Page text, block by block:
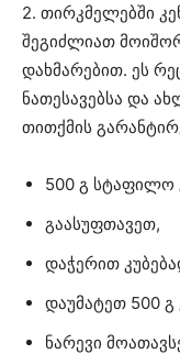
2. თირკმელებში
შეგიძლიათ
დახმარებით. ეს
ნათესავებსა და
თითქმის
500 გ სტაფილო
გაასუფთავეთ,
დაჭერით
დაუმატეთ 500 გ
ნარევი